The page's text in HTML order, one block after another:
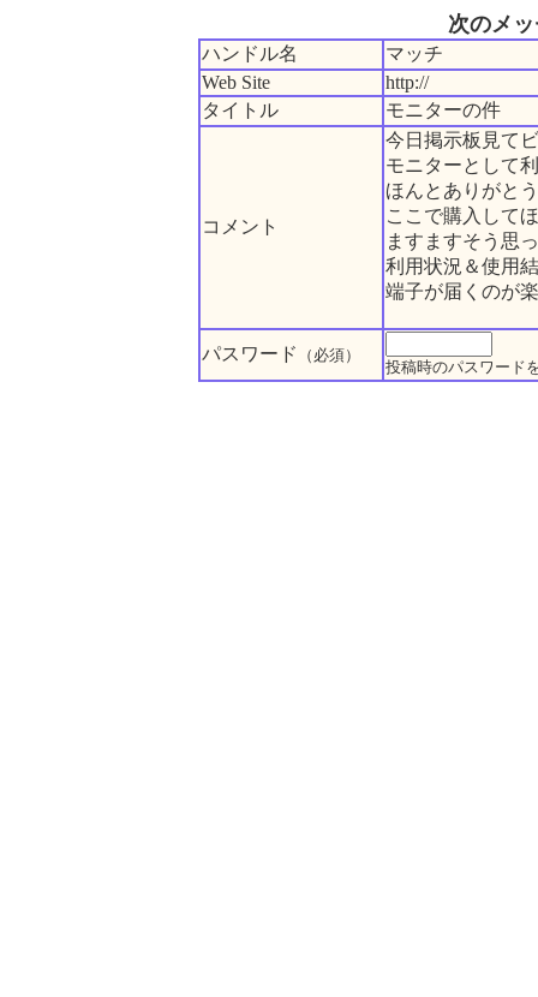
次のメ
ハンドル名
マッチ
Web Site
http://
タイトル
モニターの件
コメント
今日掲示板見て
モニターとして
ほんとありがと
ここで購入して
ますますそう思
利用状況＆使用
端子が届くのが
パスワード （必須）
投稿時のパスワード